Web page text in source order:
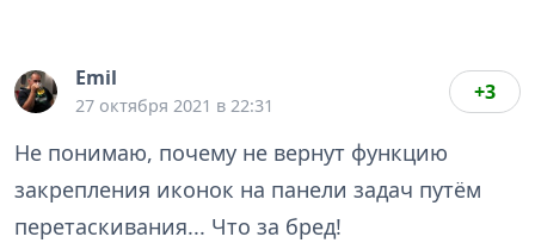
Emil
27 октября 2021 в 22:31
+3
Не понимаю, почему не вернут функцию
закрепления иконок на панели задач путём
перетаскивания... Что за бред!